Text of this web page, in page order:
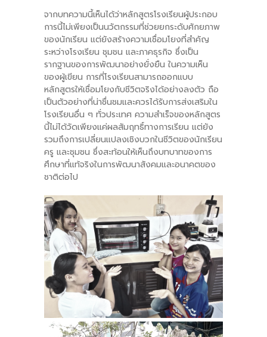
จากบทความนี้เห็นได้ว่าหลักสูตรโรงเรียนผู้ประกอบ
การนี้ไม่เพียงเป็นนวัตกรรมที่ช่วยยกระดับศักยภาพ
ของนักเรียน แต่ยังสร้างความเชื่อมโยงที่สำคัญ
ระหว่างโรงเรียน ชุมชน และภาคธุรกิจ ซึ่งเป็น
รากฐานของการพัฒนาอย่างยั่งยืน ในความเห็น
ของผู้เขียน การที่โรงเรียนสามารถออกแบบ
หลักสูตรให้เชื่อมโยงกับชีวิตจริงได้อย่างลงตัว ถือ
เป็นตัวอย่างที่น่าชื่นชมและควรได้รับการส่งเสริมใน
โรงเรียนอื่น ๆ ทั่วประเทศ ความสำเร็จของหลักสูตร
นี้ไม่ได้วัดเพียงแค่ผลสัมฤทธิ์ทางการเรียน แต่ยัง
รวมถึงการเปลี่ยนแปลงเชิงบวกในชีวิตของนักเรียน
ครู และชุมชน ซึ่งสะท้อนให้เห็นถึงบทบาทของการ
ศึกษาที่แท้จริงในการพัฒนาสังคมและอนาคตของ
ชาติต่อไป